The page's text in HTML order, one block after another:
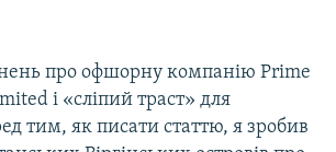
про офшорну компанію Prime
і «сліпий траст» для
тим, як писати статтю, я зробив